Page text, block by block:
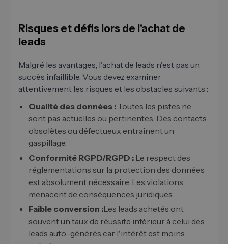
Risques et défis lors de l'achat de
leads
Malgré les avantages, l'achat de leads n'est pas un
succès infaillible. Vous devez examiner
attentivement les risques et les obstacles suivants :
Qualité des données : Toutes les pistes ne
sont pas actuelles ou pertinentes. Des contacts
obsolètes ou défectueux entraînent un
gaspillage.
Conformité RGPD/RGPD : Le respect des
réglementations sur la protection des données
est absolument nécessaire. Les violations
menacent de conséquences juridiques.
Faible conversion :Les leads achetés ont
souvent un taux de réussite inférieur à celui des
leads auto-générés car l'intérêt est moins